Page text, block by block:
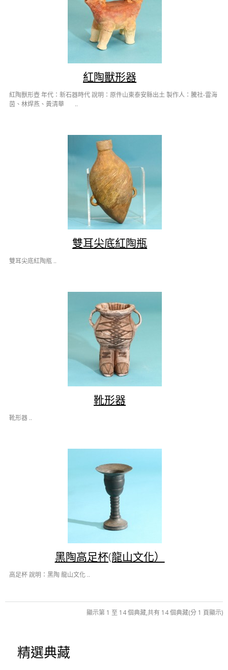
紅陶獸形器
紅陶獸形壺 年代：新石器時代 說明：原件山東泰安縣出土 製作人：騰社-雷海
茵、林焊燕、黃清華 ..
雙耳尖底紅陶瓶
雙耳尖底紅陶瓶 ..
靴形器
靴形器 ..
黑陶高足杯(龍山文化）
高足杯 說明：黑陶 龍山文化 ..
顯示第 1 至 14 個典藏,共有 14 個典藏(分 1 頁顯示)
精選典藏